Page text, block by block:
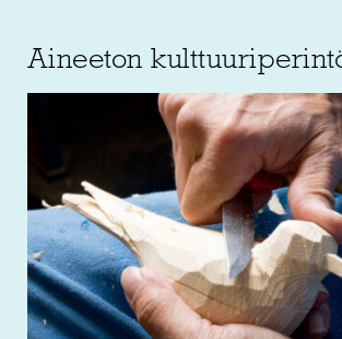
Aineeton